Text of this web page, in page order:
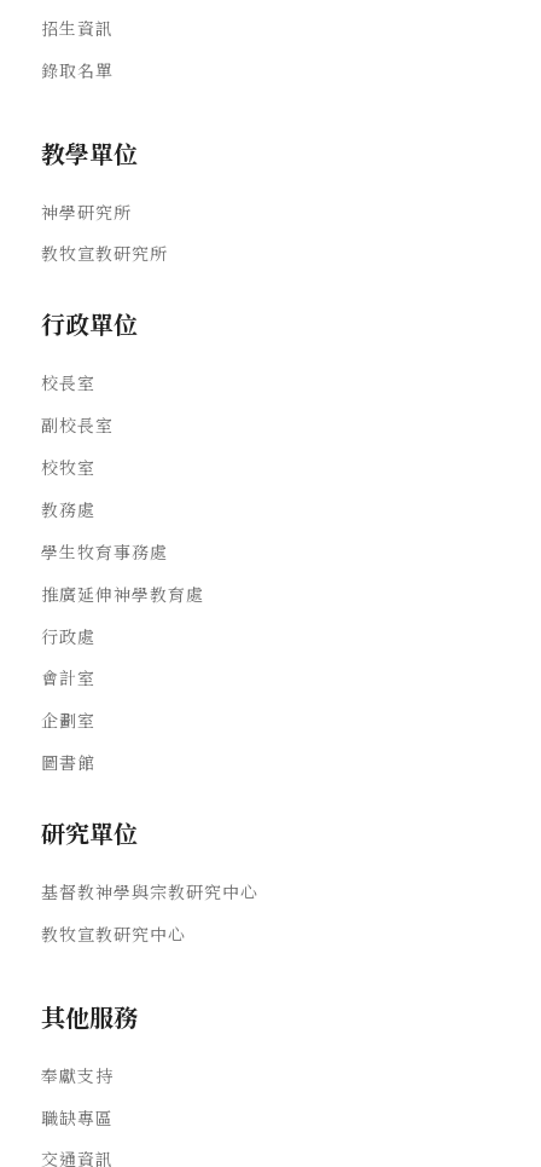
招生資訊
錄取名單
教學單位
神學研究所
教牧宣教研究所
行政單位
校長室
副校長室
校牧室
教務處
學生牧育事務處
推廣延伸神學教育處
行政處
會計室
企劃室
圖書館
研究單位
基督教神學與宗教研究中心
教牧宣教研究中心
其他服務
奉獻支持
職缺專區
交通資訊